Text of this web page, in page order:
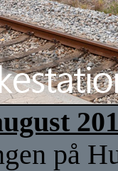
på